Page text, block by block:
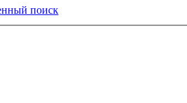
поиск